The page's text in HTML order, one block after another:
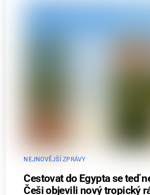
NEJNOVĚJŠÍ ZPRÁVY
Cestovat do Egypta se teď
Češi objevili nový tropický